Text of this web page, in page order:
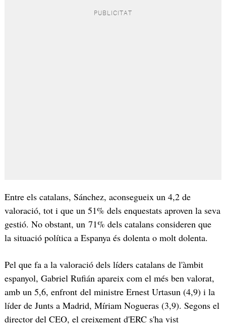
Entre els catalans, Sánchez, aconsegueix un 4,2 de
valoració, tot i que un 51% dels enquestats aproven la seva
gestió. No obstant, un 71% dels catalans consideren que
la situació política a Espanya és dolenta o molt dolenta.
Pel que fa a la valoració dels líders catalans de l'àmbit
espanyol, Gabriel Rufián apareix com el més ben valorat,
amb un 5,6, enfront del ministre Ernest Urtasun (4,9) i la
líder de Junts a Madrid, Míriam Nogueras (3,9). Segons el
director del CEO, el creixement d'ERC s'ha vist